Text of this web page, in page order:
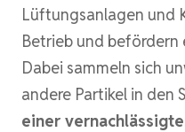
Lüftungsanlagen und
Betrieb und
Dabei sammeln sich
andere Partikel in den
einer